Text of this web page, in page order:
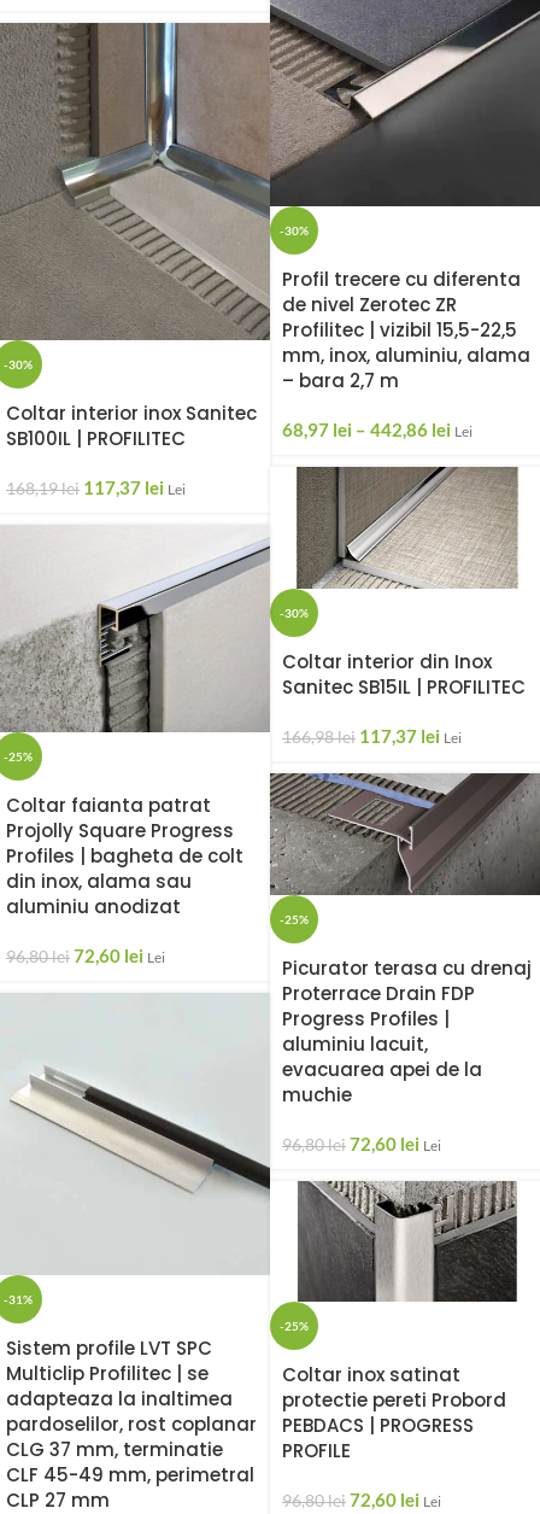
-30%
Profil trecere cu diferenta
de nivel Zerotec ZR
Profilitec | vizibil 15,5-22,5
mm, inox, aluminiu, alama
– bara 2,7 m
68,97 lei – 442,86 lei Lei
-30%
Coltar interior inox Sanitec
SB100IL | PROFILITEC
168,19lei 117,37 lei Lei
-30%
Coltar interior din Inox
Sanitec SB15IL | PROFILITEC
166,98lei 117,37 lei Lei
-25%
Coltar faianta patrat
Projolly Square Progress
Profiles | bagheta de colt
din inox, alama sau
aluminiu anodizat
96,80lei72,60 lei Lei
-25%
Picurator terasa cu drenaj
Proterrace Drain FDP
Progress Profiles |
aluminiu lacuit,
evacuarea apei de la
muchie
96,80lei72,60 lei Lei
-31%
Sistem profile LVT SPC
Multiclip Profilitec | se
adapteaza la inaltimea
pardoselilor, rost coplanar
CLG 37 mm, terminatie
CLF 45-49 mm, perimetral
CLP 27 mm
-25%
Coltar inox satinat
protectie pereti Probord
PEBDACS | PROGRESS
PROFILE
96,80lei72,60 lei Lei